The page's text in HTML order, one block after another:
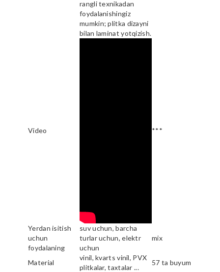
rangli texnikadan
foydalanishingiz
mumkin; plitka dizayni
bilan laminat yotqizish.
Video ***
Yerdan isitish
uchun
foydalaning
suv uchun, barcha
turlar uchun, elektr
uchun
mix
Material
vinil, kvarts vinil, PVX
plitkalar, taxtalar ...
57 ta buyum